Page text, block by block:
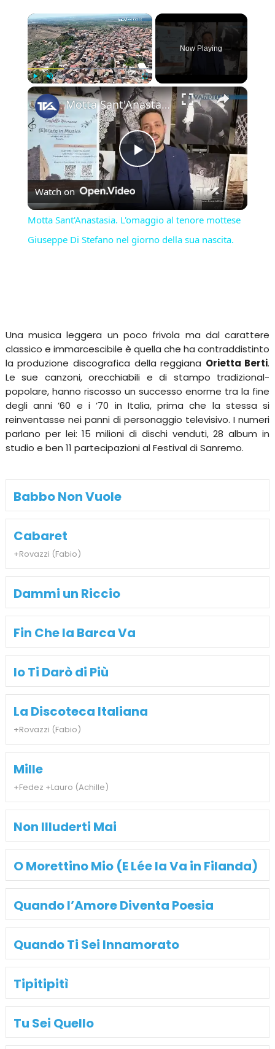
×
Play Unmute Fullscreen
Now Playing
×
Play
Video
Motta Sant'Anastasia. L'omaggio al tenore mottese Giuseppe Di Stefano nel giorno della sua nascita.
Watch on
Motta Sant'Anastasia. L'omaggio al tenore mottese
Giuseppe Di Stefano nel giorno della sua nascita.
Una musica leggera un poco frivola ma dal carattere
classico e immarcescibile è quella che ha contraddistinto
la produzione discografica della reggiana Orietta Berti.
Le sue canzoni, orecchiabili e di stampo tradizional-
popolare, hanno riscosso un successo enorme tra la fine
degli anni ’60 e i ’70 in Italia, prima che la stessa si
reinventasse nei panni di personaggio televisivo. I numeri
parlano per lei: 15 milioni di dischi venduti, 28 album in
studio e ben 11 partecipazioni al Festival di Sanremo.
Babbo Non Vuole
Cabaret
+Rovazzi (Fabio)
Dammi un Riccio
Fin Che la Barca Va
Io Ti Darò di Più
La Discoteca Italiana
+Rovazzi (Fabio)
Mille
+Fedez +Lauro (Achille)
Non Illuderti Mai
O Morettino Mio (E Lée la Va in Filanda)
Quando l’Amore Diventa Poesia
Quando Ti Sei Innamorato
Tipitipitì
Tu Sei Quello